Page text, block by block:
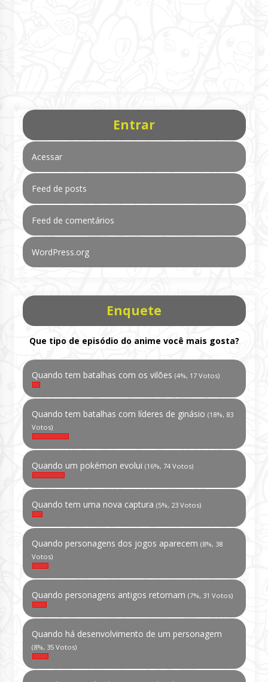
Entrar
Acessar
Feed de posts
Feed de comentários
WordPress.org
Enquete
Que tipo de episódio do anime você mais gosta?
Quando tem batalhas com os vilões (4%, 17 Votos)
Quando tem batalhas com líderes de ginásio (18%, 83
Votos)
Quando um pokémon evolui (16%, 74 Votos)
Quando tem uma nova captura (5%, 23 Votos)
Quando personagens dos jogos aparecem (8%, 38
Votos)
Quando personagens antigos retornam (7%, 31 Votos)
Quando há desenvolvimento de um personagem
(8%, 35 Votos)